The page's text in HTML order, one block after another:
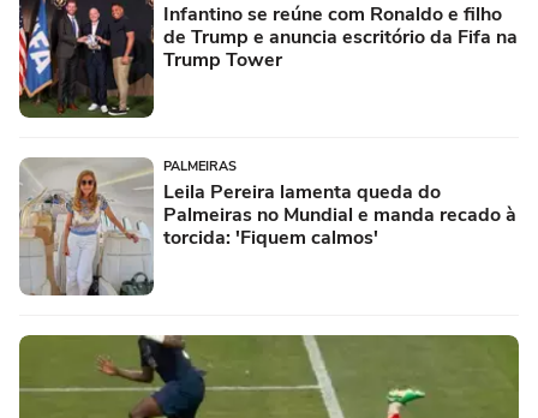
Infantino se reúne com Ronaldo e filho
de Trump e anuncia escritório da Fifa na
Trump Tower
PALMEIRAS
Leila Pereira lamenta queda do
Palmeiras no Mundial e manda recado à
torcida: 'Fiquem calmos'